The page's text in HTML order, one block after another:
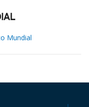
Mundial